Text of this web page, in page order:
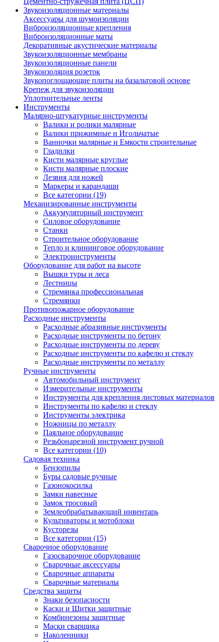
Звукоизоляционные материалы
Аксессуары для шумоизоляции
Виброизоляционные крепления
Виброизоляционные маты
Декоративные акустические материалы
Звукоизоляционные мембраны
Звукоизоляционные панели
Звукоизоляция розеток
Звукопоглощающие плиты на базальтовой основе
Крепеж для звукоизоляции
Уплотнительные ленты
Инструменты
Малярно-штукатурные инструменты
Валики и ролики малярные
Валики прижимные и Игольчатые
Ванночки малярные и Емкости строительные
Гладилки
Кисти малярные круглые
Кисти малярные плоские
Лезвия для ножей
Маркеры и карандаши
Все категории (19)
Механизированные инструменты
Аккумуляторный инструмент
Силовое оборудование
Станки
Строительное оборудование
Тепло и клининговое оборудование
Электроинструменты
Оборудование для работ на высоте
Вышки туры и леса
Лестницы
Стремянка профессиональная
Стремянки
Противопожарное оборудование
Расходные инструменты
Расходные абразивные инструменты
Расходные инструменты по бетону
Расходные инструменты по дереву
Расходные инструменты по кафелю и стеклу
Расходные инструменты по металлу
Ручные инструменты
Автомобильный инструмент
Измерительные инструменты
Инструменты для крепления листовых материалов
Инструменты по кафелю и стеклу
Инструменты электрика
Ножницы по металлу
Паяльное оборудование
Резьбонарезной инструмент ручной
Все категории (10)
Садовая техника
Бензопилы
Буры садовые ручные
Газонокосилка
Замки навесные
Замок тросовый
Землеобрабатывающий инвентарь
Культиваторы и мотоблоки
Кусторезы
Все категории (15)
Сварочное оборудование
Газосварочное оборудование
Сварочные аксессуары
Сварочные аппараты
Сварочные материалы
Средства защиты
Знаки безопасности
Каски и Щитки защитные
Комбинезоны защитные
Маски сварщика
Наколенники